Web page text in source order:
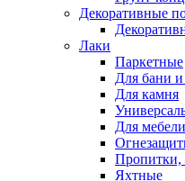
Декоративные
Лаки
Паркетные
Для бани
Для камня
Для мебели
Пропитки,
Яхтные